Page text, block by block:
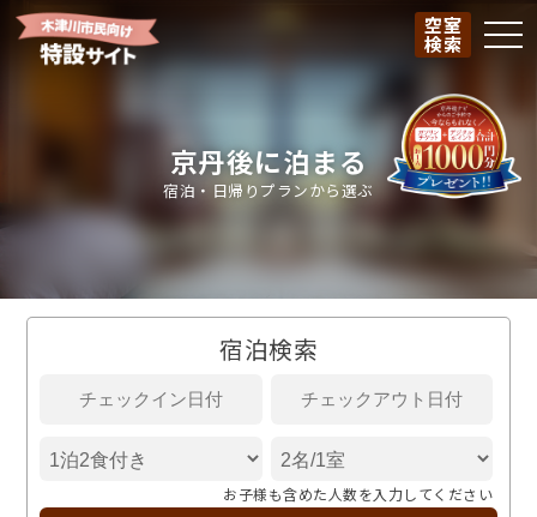
空室
検索
京丹後に泊まる
宿泊・日帰りプランから選ぶ
宿泊検索
お子様も含めた人数を入力してください